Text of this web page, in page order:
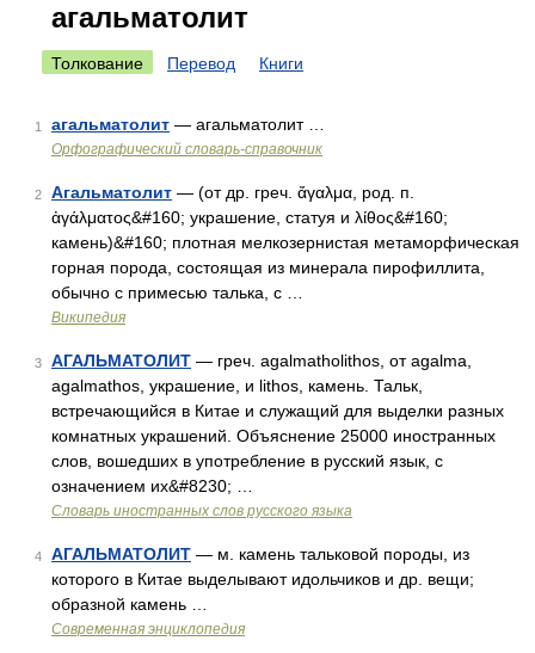
агальматолит
Толкование Перевод Книги
1 агальматолит — агальматолит …
Орфографический словарь-справочник
2 Агальматолит — (от др. греч. ἄγαλμα, род. п.
ἀγάλματος&#160; украшение, статуя и λίθος&#160;
камень)&#160; плотная мелкозернистая метаморфическая
горная порода, состоящая из минерала пирофиллита,
обычно с примесью талька, с …
Википедия
3 АГАЛЬМАТОЛИТ — греч. agalmatholithos, от agalma,
agalmathos, украшение, и lithos, камень. Тальк,
встречающийся в Китае и служащий для выделки разных
комнатных украшений. Объяснение 25000 иностранных
слов, вошедших в употребление в русский язык, с
означением их&#8230; …
Словарь иностранных слов русского языка
4 АГАЛЬМАТОЛИТ — м. камень тальковой породы, из
которого в Китае выделывают идольчиков и др. вещи;
образной камень …
Современная энциклопедия